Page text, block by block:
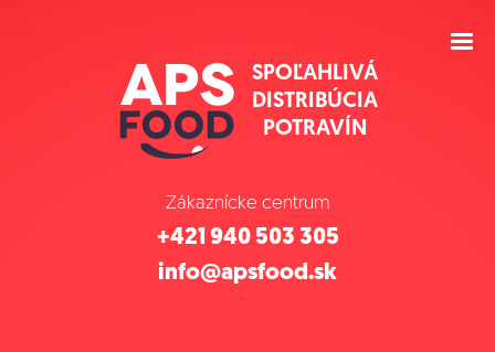
SPOĽAHLIVÁ
DISTRIBÚCIA
POTRAVÍN
Zákaznícke centrum
+421 940 503 305
info@apsfood.sk